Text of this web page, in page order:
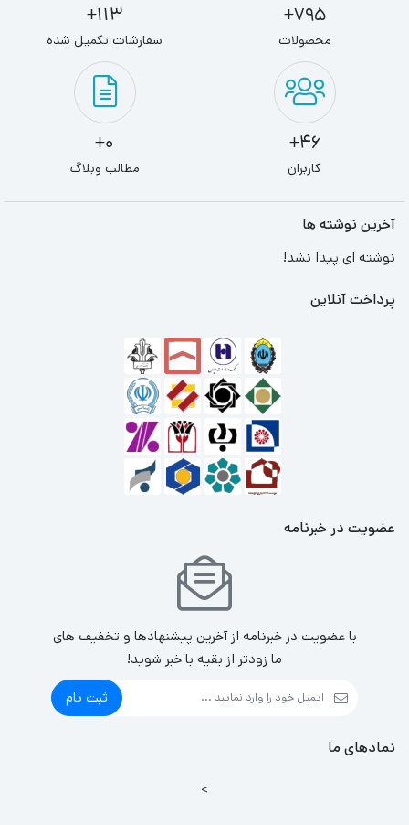
795+
محصولات
113+
سفارشات تکمیل شده
46+
کاربران
0+
مطالب وبلاگ
آخرین نوشته ها
نوشته ای پیدا نشد!
پرداخت آنلاین
عضویت در خبرنامه
با عضویت در خبرنامه از آخرین پیشنهادها و تخفیف های
ما زودتر از بقیه با خبر شوید!
ثبت نام
نمادهای ما
>